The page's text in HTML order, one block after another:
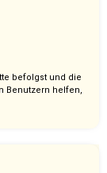
befolgst und die
Benutzern helfen,